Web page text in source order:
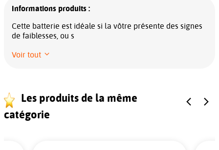
Informations produits :
Cette batterie est idéale si la vôtre présente des signes
de faiblesses, ou s
Voir tout
Les produits de la même
catégorie